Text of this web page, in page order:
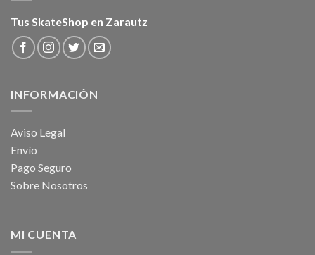
Tus SkateShop en Zarautz
INFORMACIÓN
Aviso Legal
Envío
Pago Seguro
Sobre Nosotros
MI CUENTA